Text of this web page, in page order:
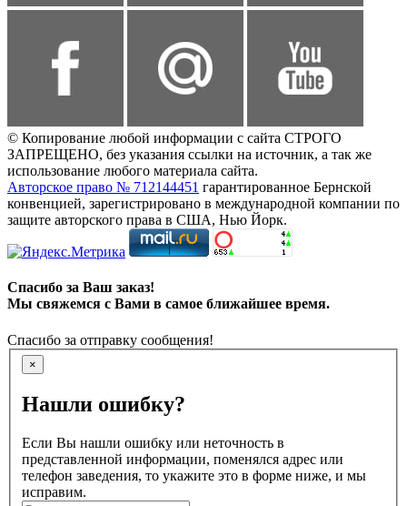
© Копирование любой информации с сайта СТРОГО
ЗАПРЕЩЕНО, без указания ссылки на источник, а так же
использование любого материала сайта.
Авторское право № 712144451 гарантированное Бернской
конвенцией, зарегистрировано в международной компании по
защите авторского права в США, Нью Йорк.
Спасибо за Ваш заказ!
Мы свяжемся с Вами в самое ближайшее время.
Спасибо за отправку сообщения!
×
Нашли ошибку?
Если Вы нашли ошибку или неточность в
представленной информации, поменялся адрес или
телефон заведения, то укажите это в форме ниже, и мы
исправим.